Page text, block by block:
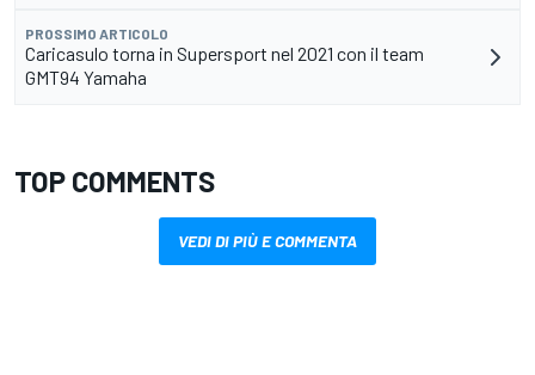
PROSSIMO ARTICOLO
Caricasulo torna in Supersport nel 2021 con il team
GMT94 Yamaha
TOP COMMENTS
VEDI DI PIÙ E COMMENTA